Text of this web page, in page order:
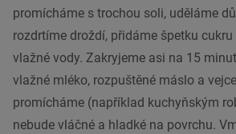
promícháme s trochou soli, uděláme
rozdrtíme droždí, přidáme špetku
vlažné vody. Zakryjeme asi na 15
vlažné mléko, rozpuštěné máslo a
promícháme (například kuchyňským
nebude vláčné a hladké na povrchu.